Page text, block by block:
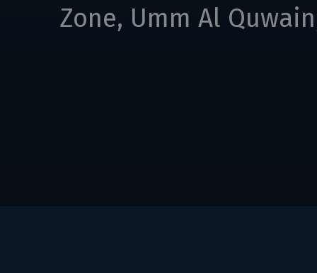
Zone, Umm Al